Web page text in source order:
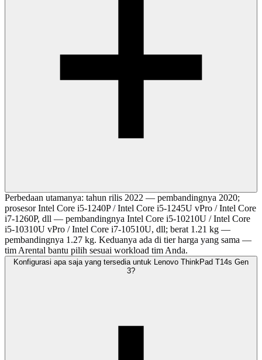
Perbedaan utamanya: tahun rilis 2022 — pembandingnya 2020;
prosesor Intel Core i5-1240P / Intel Core i5-1245U vPro / Intel Core
i7-1260P, dll — pembandingnya Intel Core i5-10210U / Intel Core
i5-10310U vPro / Intel Core i7-10510U, dll; berat 1.21 kg —
pembandingnya 1.27 kg. Keduanya ada di tier harga yang sama —
tim Arental bantu pilih sesuai workload tim Anda.
Konfigurasi apa saja yang tersedia untuk Lenovo ThinkPad T14s Gen
3?